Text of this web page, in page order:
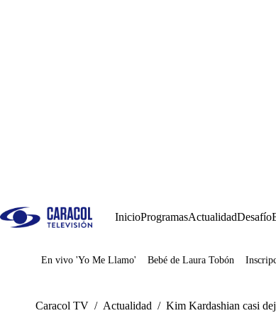
InicioProgramasActualidadDesafío
Juegos
En vivo 'Yo Me Llamo' Bebé de Laura Tobón
Caracol TV / Actualidad / Kim Kardashian casi